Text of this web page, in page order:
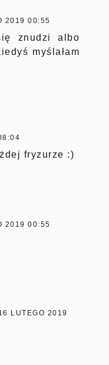
2019 00:55
znudzi albo
myślałam
fryzurze :)
2019 00:55
LUTEGO 2019